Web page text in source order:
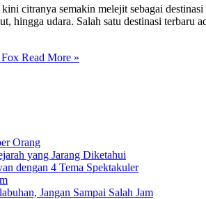
citranya semakin melejit sebagai
udara. Salah satu destinasi terbaru
Read More »
Orang
yang Jarang Diketahui
dengan 4 Tema Spektakuler
Jangan Sampai Salah Jam